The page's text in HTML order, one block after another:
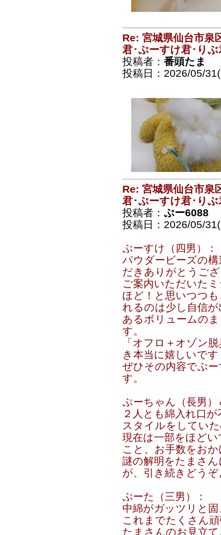
Re: 宮城県仙台市泉
君･ぷーすけ君･りぶ
投稿者： 番頭たま
投稿日：2026/05/
Re: 宮城県仙台市泉
君･ぷーすけ君･りぶ
投稿者： ぷー6088
投稿日：2026/05/
ぷーすけ（四男）：
パウダービーズの
だきありがとうご
ご案内いただいた
ほど！と思いつつ
れるのは少し自信
あるボリュームの
す。
「オフロ＋オゾン
き本当に嬉しいです
ぜひその内容でぷ
す。
ぷーちゃん（長男
２人とも綿入れ口
スタイルをしてい
現在は一部をほど
こと、お手数をお
謎の解明をたまさ
が、引き続きどう
ぷーた（三男）：
中綿がガッツリと
これまでたくさん
たまさんのお見立